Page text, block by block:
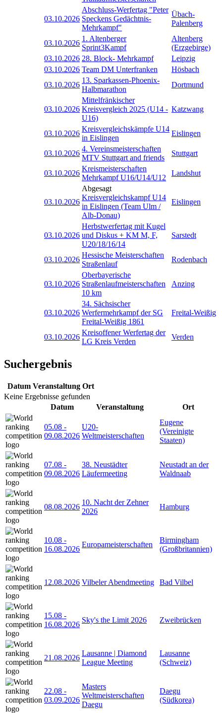
03.10.2026
Abschluss-Werfertag "Peter
Speckens Gedächtnis-
Mehrkampf"
Übach-
Palenberg
03.10.2026
1. Altenberger
Sprint3Kampf
Altenberg
(Erzgebirge)
03.10.2026 28. Block- Mehrkampf
Leipzig
03.10.2026 Team DM Unterfranken
Hösbach
03.10.2026
13. Sparkassen-Phoenix-
Halbmarathon
Dortmund
03.10.2026
Mittelfränkischer
Kreisvergleich 2025 (U14 -
U16)
Katzwang
03.10.2026
Kreisvergleichskämpfe U14
in Eislingen
Eislingen
03.10.2026
4. Vereinsmeisterschaften
MTV Stuttgart and friends
Stuttgart
03.10.2026
Kreismeisterschaften
Mehrkampf U16/U14/U12
Landshut
03.10.2026
Abgesagt
Kreisvergleichskampf U14
in Eislingen (Team Ulm /
Alb-Donau)
Eislingen
03.10.2026
Herbstwerfertag mit Kugel
und Diskus + KM M, F,
U20/18/16/14
Sarstedt
03.10.2026
Hessische Meisterschaften
Straßenlauf
Rodenbach
03.10.2026
Oberbayerische
Straßenlaufmeisterschaften
10 km
Anzing
03.10.2026
34. Sächsischer
Werfermehrkampf der SG
Freital-Weißig 1861
Freital-Weißig
03.10.2026
Kreisoffener Werfertag der
LG Kreis Verden
Verden
Suchergebnis
Datum Veranstaltung Ort
Keine Ergebnisse gefunden
Datum
Veranstaltung Ort
05.08 -
09.08.2026
U20-
Weltmeisterschaften
Eugene
(Vereinigte
Staaten)
07.08 -
09.08.2026
38. Neustädter
Läufermeeting
Neustadt an der
Waldnaab
08.08.2026
10. Nacht der Zehner
2026
Hamburg
10.08 -
16.08.2026
Europameisterschaften
Birmingham
(Großbritannien)
12.08.2026 Vilbeler Abendmeeting Bad Vilbel
15.08 -
16.08.2026
Sky's the Limit 2026 Zweibrücken
21.08.2026
Lausanne | Diamond
League Meeting
Lausanne
(Schweiz)
22.08 -
03.09.2026
Masters
Weltmeisterschaften
Daegu
Daegu
(Südkorea)